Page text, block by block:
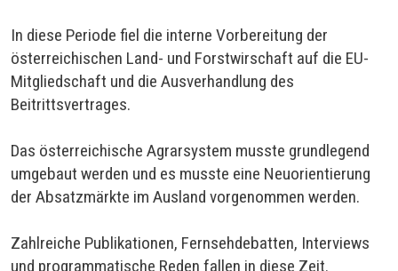
In diese Periode fiel die interne Vorbereitung der
österreichischen Land- und Forstwirschaft auf die EU-
Mitgliedschaft und die Ausverhandlung des
Beitrittsvertrages.
Das österreichische Agrarsystem musste grundlegend
umgebaut werden und es musste eine Neuorientierung
der Absatzmärkte im Ausland vorgenommen werden.
Zahlreiche Publikationen, Fernsehdebatten, Interviews
und programmatische Reden fallen in diese Zeit.